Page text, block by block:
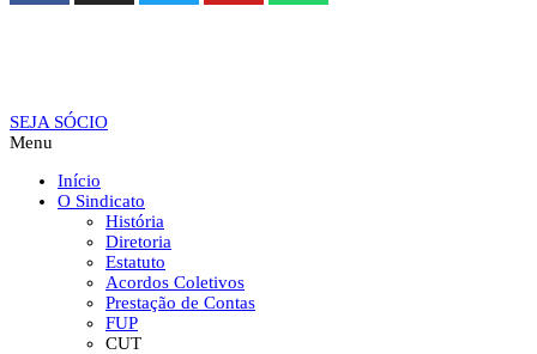
SEJA SÓCIO
Menu
Início
O Sindicato
História
Diretoria
Estatuto
Acordos Coletivos
Prestação de Contas
FUP
CUT